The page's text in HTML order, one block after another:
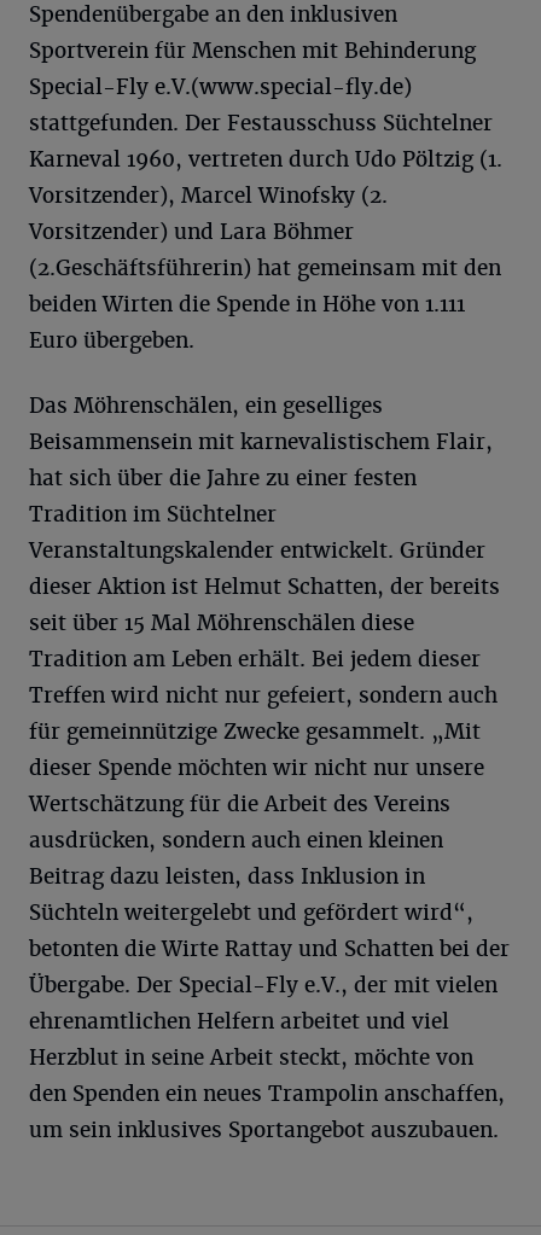
Spendenübergabe an den inklusiven
Sportverein für Menschen mit Behinderung
Special-Fly e.V.(www.special-fly.de)
stattgefunden. Der Festausschuss Süchtelner
Karneval 1960, vertreten durch Udo Pöltzig (1.
Vorsitzender), Marcel Winofsky (2.
Vorsitzender) und Lara Böhmer
(2.Geschäftsführerin) hat gemeinsam mit den
beiden Wirten die Spende in Höhe von 1.111
Euro übergeben.
Das Möhrenschälen, ein geselliges
Beisammensein mit karnevalistischem Flair,
hat sich über die Jahre zu einer festen
Tradition im Süchtelner
Veranstaltungskalender entwickelt. Gründer
dieser Aktion ist Helmut Schatten, der bereits
seit über 15 Mal Möhrenschälen diese
Tradition am Leben erhält. Bei jedem dieser
Treffen wird nicht nur gefeiert, sondern auch
für gemeinnützige Zwecke gesammelt. „Mit
dieser Spende möchten wir nicht nur unsere
Wertschätzung für die Arbeit des Vereins
ausdrücken, sondern auch einen kleinen
Beitrag dazu leisten, dass Inklusion in
Süchteln weitergelebt und gefördert wird“,
betonten die Wirte Rattay und Schatten bei der
Übergabe. Der Special-Fly e.V., der mit vielen
ehrenamtlichen Helfern arbeitet und viel
Herzblut in seine Arbeit steckt, möchte von
den Spenden ein neues Trampolin anschaffen,
um sein inklusives Sportangebot auszubauen.